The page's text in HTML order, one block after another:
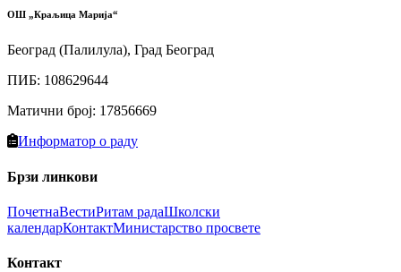
ОШ „Краљица Марија“
Београд (Палилула), Град Београд
ПИБ: 108629644
Матични број: 17856669
Информатор о раду
Брзи линкови
ПочетнаВестиРитам радаШколски
календарКонтактМинистарство просвете
Контакт